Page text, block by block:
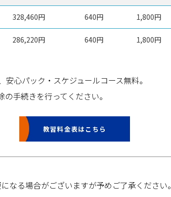
328,460円 640円 1,800円
286,220円 640円 1,800円
心パック・スケジュールコース無料。
手続きを行ってください。
教習料金表はこちら
る場合がございますが予めご了承ください。